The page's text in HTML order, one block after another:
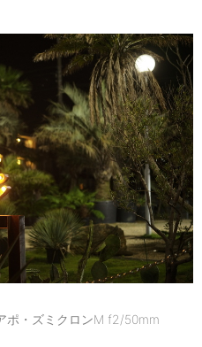
・ズミクロンM f2/50mm